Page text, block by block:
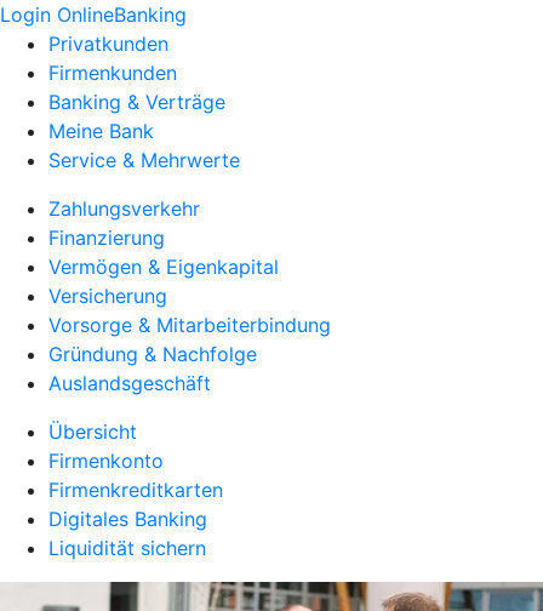
Login OnlineBanking
Privatkunden
Firmenkunden
Banking & Verträge
Meine Bank
Service & Mehrwerte
Zahlungsverkehr
Finanzierung
Vermögen & Eigenkapital
Versicherung
Vorsorge & Mitarbeiterbindung
Gründung & Nachfolge
Auslandsgeschäft
Übersicht
Firmenkonto
Firmenkreditkarten
Digitales Banking
Liquidität sichern